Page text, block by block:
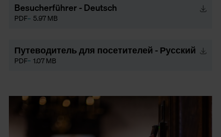
Besucherführer - Deutsch
PDF 5.97 MB
Путеводитель для посетителей - Русский
PDF 1.07 MB